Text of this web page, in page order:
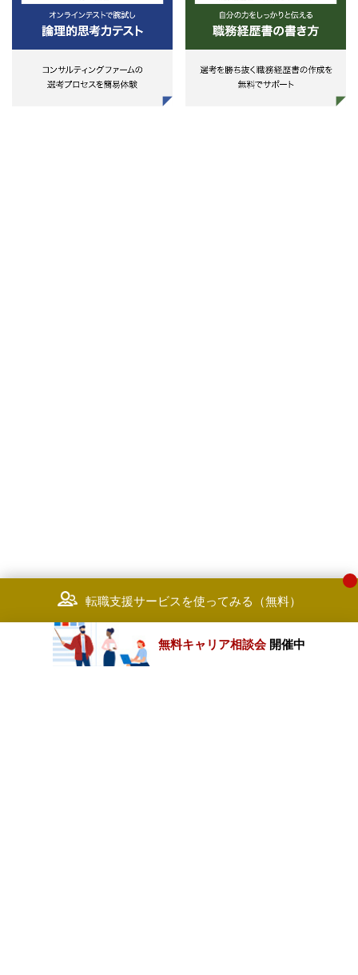
転職支援サービスを使ってみる（無料）
無料キャリア相談会 開催中